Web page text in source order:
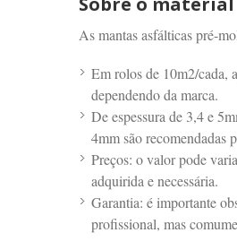
As mantas asfálticas pré-
Em rolos de 10m2/cada,
dependendo da marca.
De espessura de 3,4 e
4mm são recomendadas
Preços: o valor pode
adquirida e necessária.
Garantia: é importante
profissional, mas